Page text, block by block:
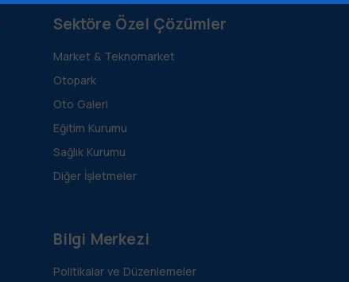
Sektöre Özel Çözümler
Market & Teknomarket
Otopark
Oto Galeri
Eğitim Kurumu
Sağlık Kurumu
Diğer İşletmeler
Bilgi Merkezi
Politikalar ve Düzenlemeler